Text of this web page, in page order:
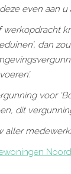
even aan u
dan
voor
dit
aller